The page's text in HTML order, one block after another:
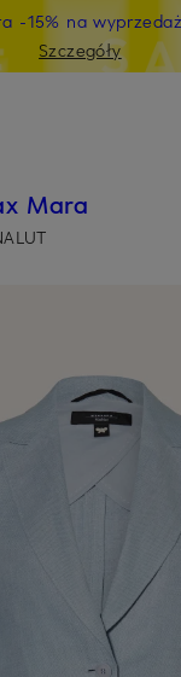
TREŚCI PRZEJDŹ
-15% na wyprzedaż
Szczegóły
Mara